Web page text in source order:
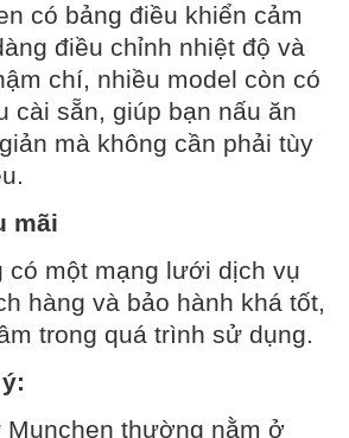
có bảng điều khiển cảm
điều chỉnh nhiệt độ và
chí, nhiều model còn có
cài sẵn, giúp bạn nấu ăn
mà không cần phải tùy
mãi
có một mạng lưới dịch vụ
hàng và bảo hành khá tốt,
trong quá trình sử dụng.
Munchen thường nằm ở